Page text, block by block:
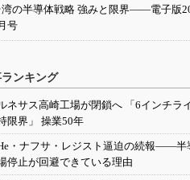
湾の半導体戦略 強みと限界――電子版
号
ンキング
ネサス高崎工場が閉鎖へ 「6インチラ
限界」 操業50年
・ナフサ・レジスト逼迫の続報――半
停止が回避できている理由